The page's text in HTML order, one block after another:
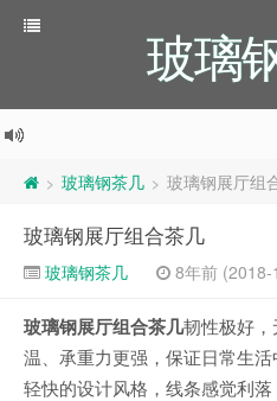
玻璃
> 玻璃钢茶几 > 玻璃钢展厅组
玻璃钢展厅组合茶几
玻璃钢茶几 8年前 (2018-
玻璃钢展厅组合茶几韧性极好
温、承重力更强，保证日常生
轻快的设计风格，线条感觉利